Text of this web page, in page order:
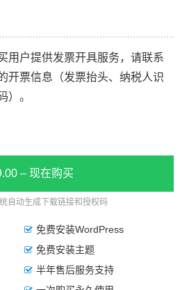
用户提供发票开具服务，请联系
开票信息（发票抬头、纳税人识
）。
– 现在购买
自动生成下载链接和授权码
免费安装WordPress
免费安装主题
半年售后服务支持